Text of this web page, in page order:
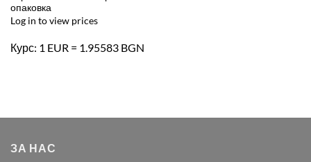
опаковка
Log in to view prices
Курс: 1 EUR = 1.95583 BGN
ЗА НАС